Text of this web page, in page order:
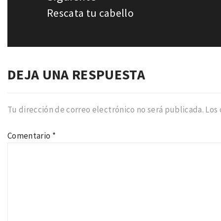
Entrada
Rescata tu cabello
DEJA UNA RESPUESTA
Tu dirección de correo electrónico no será publicada. Los
Comentario *